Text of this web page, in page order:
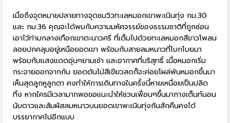
เมื่อถึงจุดหมายปลายทางจุดชมวิวทะเลหมอกเขาพะเนินทุ่ง กม.30
และ กม.36 คุณจะได้พบกับความมหัศจรรย์ของธรรมชาติที่ถูกซ่อน
เอาไว้ท่ามกลางเทือกเขาตะนาวศรี ที่เต็มไปด้วยทะเลหมอกสีขาวโพลน
ลอยปกคลุมอยู่เหนือยอดเขา พร้อมกับสายลมหนาวที่โบกโบยมา
พร้อมกับแสงแดดอุ่นๆยามเช้า และอากาศที่บริสุทธิ์ เมื่อหมอกเริ่ม
กระจายออกจากกัน ยอดต้นไม้สีเขียวสดก็จะค่อยโผล่พ้นหมอกขึ้นมา
เห็นสุดลูกหูลูกตา คงทำให้การเดินทางในครั้งนี้หายเหนื่อยเป็นปลิด
ทิ้ง หากใครมีเวลามากพอขอแนะนำให้ชวนเพื่อนๆขึ้นมากางเต็นท์นอน
นับดาวและสัมผัสลมหนาวบนยอดเขาพะเนินทุ่งกันสักคืนคงได้
บรรยากาศไปอีกแบบ